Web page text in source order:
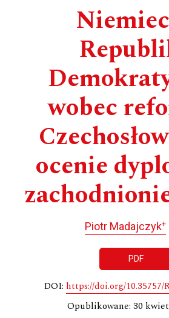
wobec
ocenie
Piotr Madajczyk+
PDF
DOI: https://doi.org/10.35757/
Opublikowane: 30